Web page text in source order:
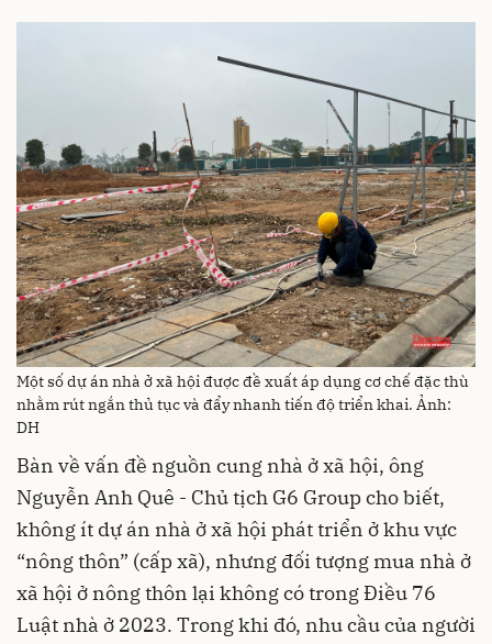
Một số dự án nhà ở xã hội được đề xuất áp dụng cơ chế đặc thù
nhằm rút ngắn thủ tục và đẩy nhanh tiến độ triển khai. Ảnh:
DH
Bàn về vấn đề nguồn cung nhà ở xã hội, ông
Nguyễn Anh Quê - Chủ tịch G6 Group cho biết,
không ít dự án nhà ở xã hội phát triển ở khu vực
“nông thôn” (cấp xã), nhưng đối tượng mua nhà ở
xã hội ở nông thôn lại không có trong Điều 76
Luật nhà ở 2023. Trong khi đó, nhu cầu của người